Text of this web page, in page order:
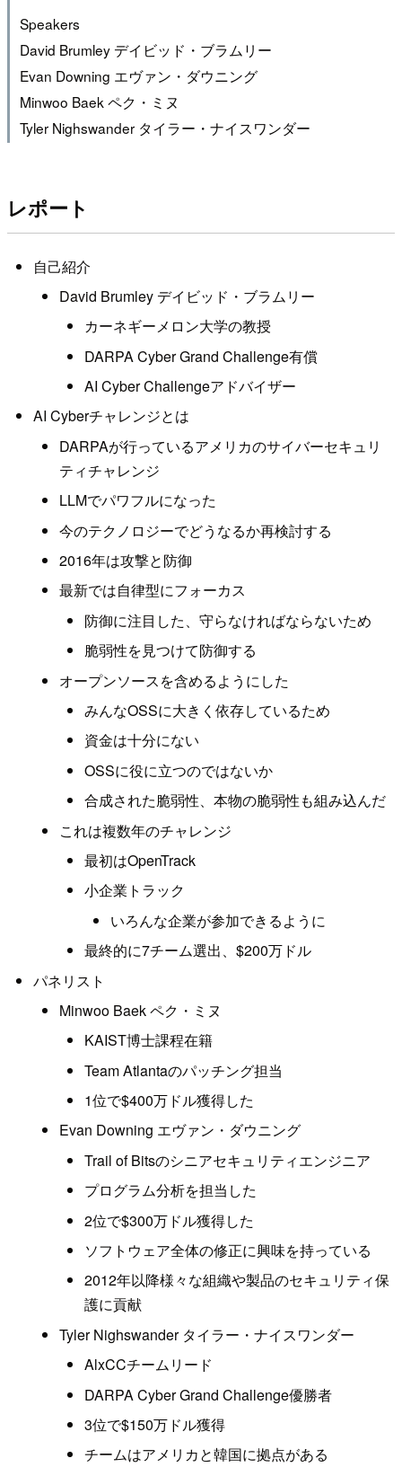
Speakers
David Brumley デイビッド・ブラムリー
Evan Downing エヴァン・ダウニング
Minwoo Baek ペク・ミヌ
Tyler Nighswander タイラー・ナイスワンダー
レポート
自己紹介
David Brumley デイビッド・ブラムリー
カーネギーメロン大学の教授
DARPA Cyber Grand Challenge有償
AI Cyber Challengeアドバイザー
AI Cyberチャレンジとは
DARPAが行っているアメリカのサイバーセキュリ
ティチャレンジ
LLMでパワフルになった
今のテクノロジーでどうなるか再検討する
2016年は攻撃と防御
最新では自律型にフォーカス
防御に注目した、守らなければならないため
脆弱性を見つけて防御する
オープンソースを含めるようにした
みんなOSSに大きく依存しているため
資金は十分にない
OSSに役に立つのではないか
合成された脆弱性、本物の脆弱性も組み込んだ
これは複数年のチャレンジ
最初はOpenTrack
小企業トラック
いろんな企業が参加できるように
最終的に7チーム選出、$200万ドル
パネリスト
Minwoo Baek ペク・ミヌ
KAIST博士課程在籍
Team Atlantaのパッチング担当
1位で$400万ドル獲得した
Evan Downing エヴァン・ダウニング
Trail of Bitsのシニアセキュリティエンジニア
プログラム分析を担当した
2位で$300万ドル獲得した
ソフトウェア全体の修正に興味を持っている
2012年以降様々な組織や製品のセキュリティ保
護に貢献
Tyler Nighswander タイラー・ナイスワンダー
AlxCCチームリード
DARPA Cyber Grand Challenge優勝者
3位で$150万ドル獲得
チームはアメリカと韓国に拠点がある